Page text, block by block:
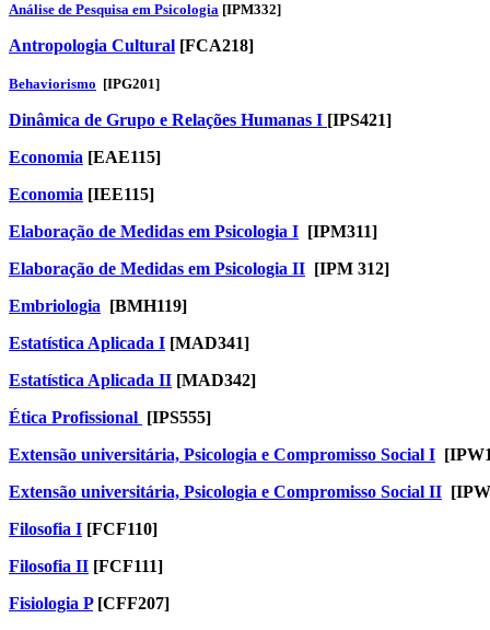
Análise de Pesquisa em Psicologia [IPM332]
Antropologia Cultural [FCA218]
Behaviorismo [IPG201]
Dinâmica de Grupo e Relações Humanas I [IPS421]
Economia [EAE115]
Economia [IEE115]
Elaboração de Medidas em Psicologia I [IPM311]
Elaboração de Medidas em Psicologia II [IPM 312]
Embriologia [BMH119]
Estatística Aplicada I [MAD341]
Estatística Aplicada II [MAD342]
Ética Profissional [IPS555]
Extensão universitária, Psicologia e Compromisso Social I [
Extensão universitária, Psicologia e Compromisso Social II
Filosofia I [FCF110]
Filosofia II [FCF111]
Fisiologia P[CFF207]